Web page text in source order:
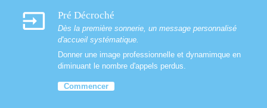
input Pré Décroché
Dès la première sonnerie, un message personnalisé
d'accueil systématique.
Donner une image professionnelle et dynamimque en
diminuant le nombre d'appels perdus.
Commencer